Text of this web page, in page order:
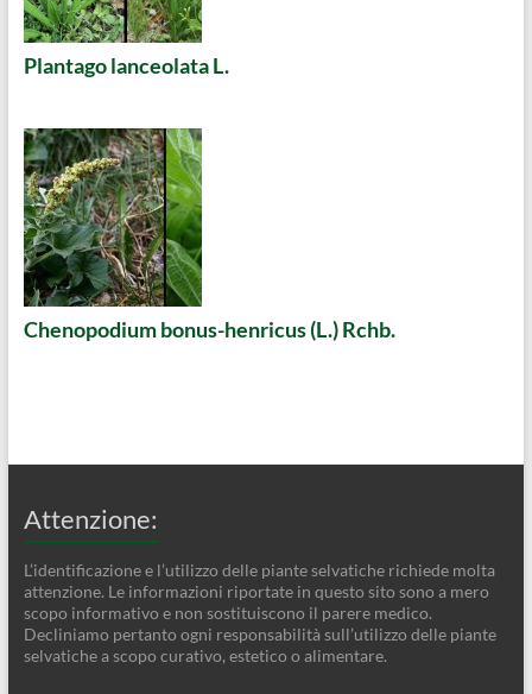
Plantago lanceolata L.
Chenopodium bonus-henricus (L.) Rchb.
Attenzione:
L’identificazione e l’utilizzo delle piante selvatiche richiede molta
attenzione. Le informazioni riportate in questo sito sono a mero
scopo informativo e non sostituiscono il parere medico.
Decliniamo pertanto ogni responsabilità sull’utilizzo delle piante
selvatiche a scopo curativo, estetico o alimentare.